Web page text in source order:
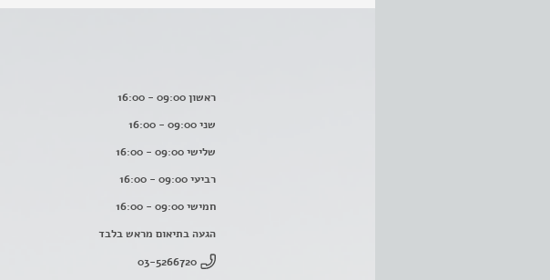
ראשון 09:00 - 16:00
שני 09:00 - 16:00
שלישי 09:00 - 16:00
רביעי 09:00 - 16:00
חמישי 09:00 - 16:00
הגעה בתיאום מראש בלבד
03-5266720